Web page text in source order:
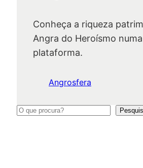
Conheça a riqueza
Angra do Heroísmo
plataforma.
Angrosfera
P